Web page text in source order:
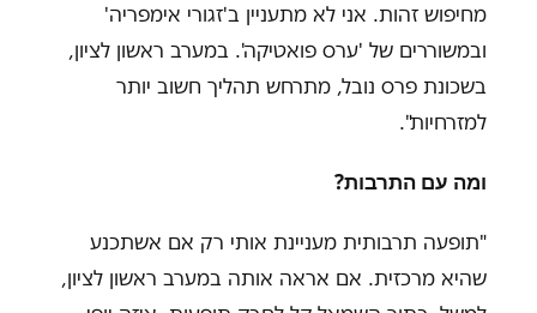
מחיפוש זהות. אני לא מתעניין ב'זגורי אימפריה'
ובמשוררים של 'ערס פואטיקה'. במערב ראשון לציון,
בשכונת פרס נובל, מתרחש תהליך חשוב יותר
למזרחיות".
ומה עם התרבות?
"תופעה תרבותית מעניינת אותי רק אם אשתכנע
שהיא מרכזית. אם אראה אותה במערב ראשון לציון,